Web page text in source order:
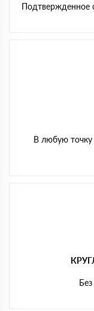
Подтвержденное
В любую точку